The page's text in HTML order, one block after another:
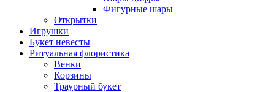
Фигурные шары
Открытки
Игрушки
Букет невесты
Ритуальная флористика
Венки
Корзины
Траурный букет